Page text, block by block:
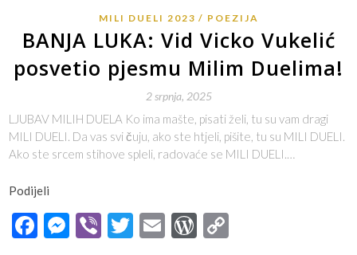
MILI DUELI 2023 POEZIJA
BANJA LUKA: Vid Vicko Vukelić
posvetio pjesmu Milim Duelima!
2 srpnja, 2025
LJUBAV MILIH DUELA Ko ima mašte, pisati želi, tu su vam dragi
MILI DUELI. Da vas svi čuju, ako ste htjeli, pišite, tu su MILI DUELI.
Ako ste srcem stihove spleli, radovaće se MILI DUELI.…
Podijeli
Facebook
Messenger
ViberTwitter
EmailWordPress